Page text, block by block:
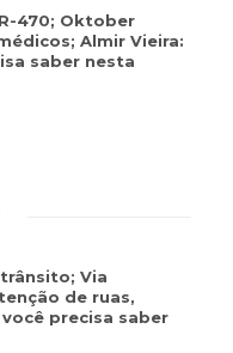
470; Oktober
Almir Vieira:
saber nesta
Via
de ruas,
precisa saber